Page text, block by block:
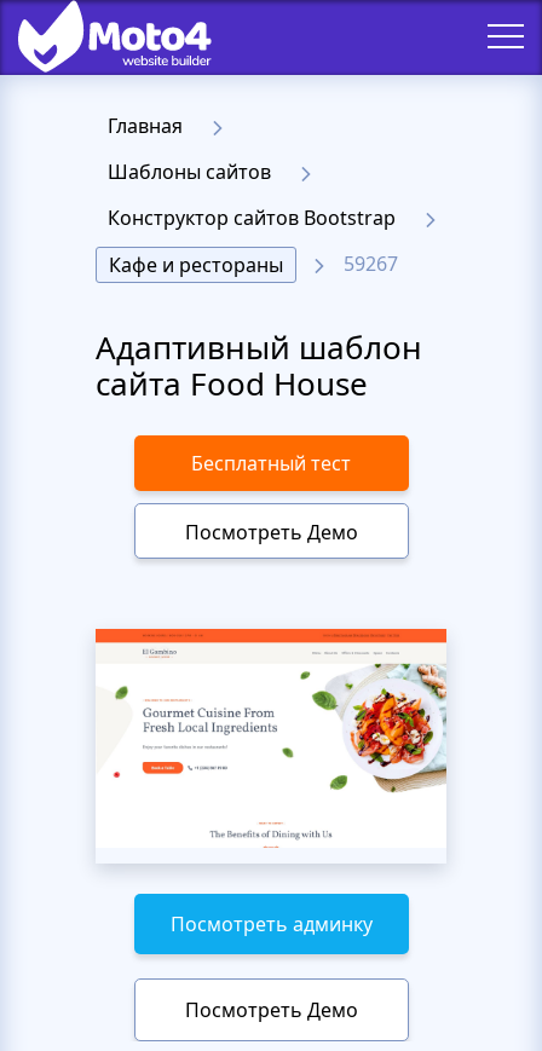
Главная
Шаблоны сайтов
Конструктор сайтов Bootstrap
Кафе и рестораны
59267
Адаптивный шаблон
сайта Food House
Бесплатный тест
Посмотреть Демо
Посмотреть админку
Посмотреть Демо